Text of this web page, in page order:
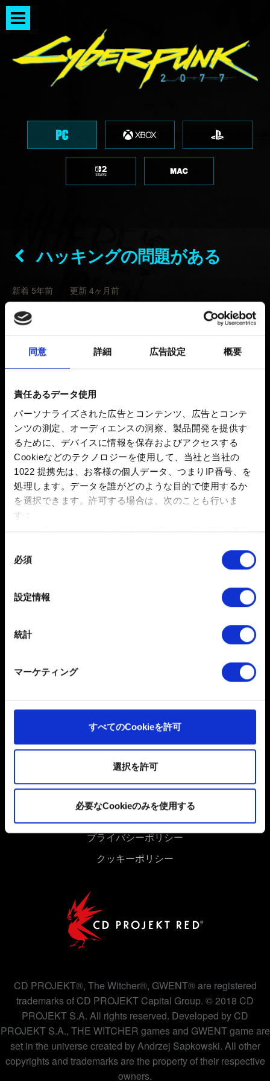
同意 詳細 広告設定 概要
責任あるデータ使用
パーソナライズされた広告とコンテンツ、広告とコンテ
ンツの測定、オーディエンスの洞察、製品開発を提供す
るために、デバイスに情報を保存およびアクセスする
Cookieなどのテクノロジーを使用して、当社と当社の
1022 提携先は、お客様の個人データ、つまりIP番号、を
処理します。データを誰がどのような目的で使用するか
を選択できます。 許可する場合は、次のことも行いま
す：
数メートル以内の誤差の地理的な位置情報を収集
特定の特性（フィンガープリント）を積極的にス
詳細セクション
で個人データの処理方法と設定を行って
ください。「Cookie宣言」からいつでも同意を変更また
だくために必要なものです。その他のCookieは、ウェブ
サイトの品質向上のために、オプションとして技術的お
た、ソーシャルメディア上などでお客様が興味を持ちそ
うなコンテンツをお届けするために、一部のCookieをパ
これらのオプションが有効になることはありません。
細は、下記の「設定」メニューでご確認ください。
必須
設定情報
統計
マーケティング
すべてのCookieを許可
選択を許可
必要なCookieのみを使用する
ハッキングの問題がある
新着 5年前 更新 4ヶ月前
ゲームプレイの問題を報告する前、 こちらのトラブルシ
ューティングを試してください。
問題が続いている場合、以下の「お問い合わせ」のボタ
問題を再現するための手順。
問題が写されているビデオやスクリーンショット。
セーブファイル、可能であれば、問題が発生した前お
よび問題が発生した後のファイル。
お困りですか
ソーシャルメディア
ユーザー同意書
プライバシーポリシー
クッキーポリシー
CD PROJEKT®, The Witcher®, GWENT® are registered
trademarks of CD PROJEKT Capital Group. © 2018 CD
PROJEKT S.A. All rights reserved. Developed by CD
PROJEKT S.A., THE WITCHER games and GWENT game are
set in the universe created by Andrzej Sapkowski. All other
copyrights and trademarks are the property of their respective
owners.